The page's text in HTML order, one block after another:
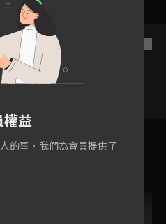
權益
的事，我們為會員提供了